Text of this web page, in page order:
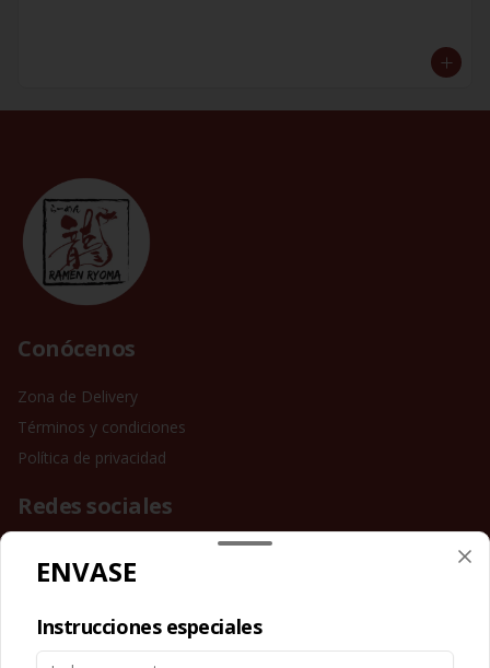
Conócenos
Zona de Delivery
Términos y condiciones
Política de privacidad
Redes sociales
Facebook
Mi cuenta
ENVASE
Instrucciones especiales